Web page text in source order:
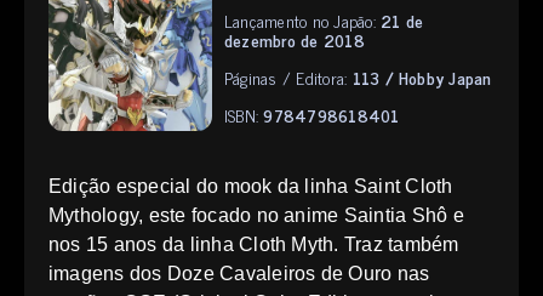
Lançamento no Japão: 21 de
dezembro de 2018
Páginas / Editora: 113 / Hobby Japan
ISBN:9784798618401
Edição especial do mook da linha Saint Cloth
Mythology, este focado no anime Saintia Shô e
nos 15 anos da linha Cloth Myth. Traz também
imagens dos Doze Cavaleiros de Ouro nas